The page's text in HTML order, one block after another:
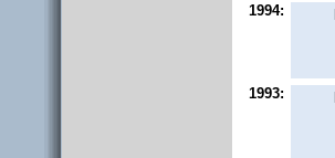
1994:
1993: